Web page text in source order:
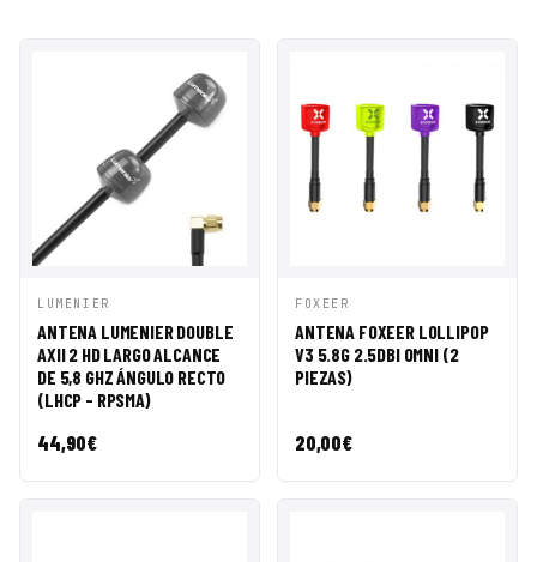
VISTA
RÁPIDA
CESTA
LUMENIER
ANTENA LUMENIER DOUBLE
AXII 2 HD LARGO ALCANCE
DE 5,8 GHZ ÁNGULO RECTO
(LHCP - RPSMA)
44,90€
VISTA
RÁPIDA
CESTA
FOXEER
ANTENA FOXEER LOLLIPOP
V3 5.8G 2.5DBI OMNI (2
PIEZAS)
20,00€